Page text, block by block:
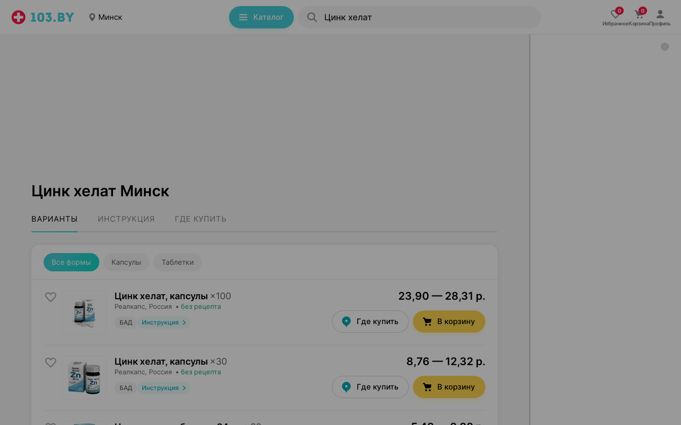
Минск Каталог
ИзбранноеКорзинаПрофиль
Цинк хелат Минск
ВАРИАНТЫ ИНСТРУКЦИЯ ГДЕ КУПИТЬ
Все формы Капсулы Таблетки
Цинк хелат, капсулы ×100
Реалкапс , Россия • без рецепта
БАД Инструкция
23,90 — 28,31 р.
Где купить В корзину
Цинк хелат, капсулы ×30
Реалкапс , Россия • без рецепта
БАД Инструкция
8,76 — 12,32 р.
Где купить В корзину